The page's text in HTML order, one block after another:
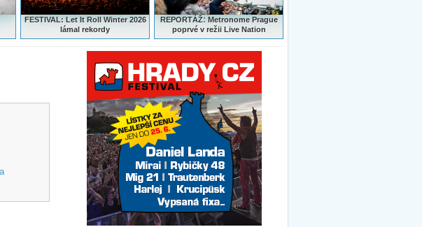
FESTIVAL: Let It Roll Winter 2026
lámal rekordy
REPORTÁŽ:Metronome Prague
poprvé v režii Live Nation